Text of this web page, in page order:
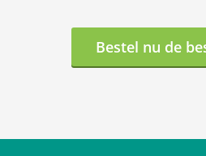
Bestel nu de